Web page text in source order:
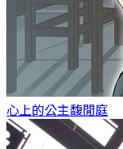
心上的公主馥閒庭